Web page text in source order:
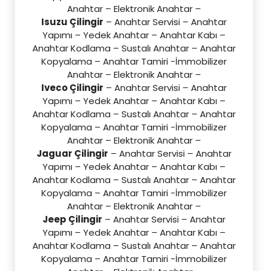
Anahtar – Elektronik Anahtar –
Isuzu Çilingir – Anahtar Servisi – Anahtar
Yapımı – Yedek Anahtar – Anahtar Kabı –
Anahtar Kodlama – Sustalı Anahtar – Anahtar
Kopyalama – Anahtar Tamiri -İmmobilizer
Anahtar – Elektronik Anahtar –
Iveco Çilingir – Anahtar Servisi – Anahtar
Yapımı – Yedek Anahtar – Anahtar Kabı –
Anahtar Kodlama – Sustalı Anahtar – Anahtar
Kopyalama – Anahtar Tamiri -İmmobilizer
Anahtar – Elektronik Anahtar –
Jaguar Çilingir – Anahtar Servisi – Anahtar
Yapımı – Yedek Anahtar – Anahtar Kabı –
Anahtar Kodlama – Sustalı Anahtar – Anahtar
Kopyalama – Anahtar Tamiri -İmmobilizer
Anahtar – Elektronik Anahtar –
Jeep Çilingir – Anahtar Servisi – Anahtar
Yapımı – Yedek Anahtar – Anahtar Kabı –
Anahtar Kodlama – Sustalı Anahtar – Anahtar
Kopyalama – Anahtar Tamiri -İmmobilizer